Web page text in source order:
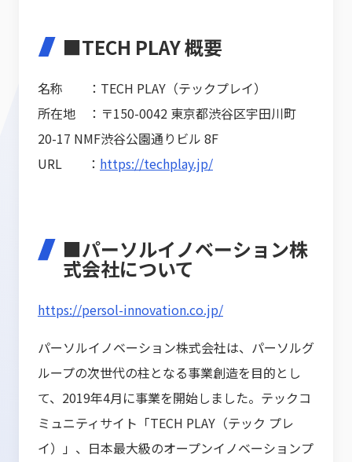
■TECH PLAY 概要
名称 ：TECH PLAY（テックプレイ）
所在地 ：〒150-0042 東京都渋谷区宇田川町
20-17 NMF渋谷公園通りビル 8F
URL ： https://techplay.jp/
■パーソルイノベーション株
式会社について
https://persol-innovation.co.jp/
パーソルイノベーション株式会社は、パーソルグ
ループの次世代の柱となる事業創造を目的とし
て、2019年4月に事業を開始しました。テックコ
ミュニティサイト「TECH PLAY（テック プレ
イ）」、日本最大級のオープンイノベーションプ